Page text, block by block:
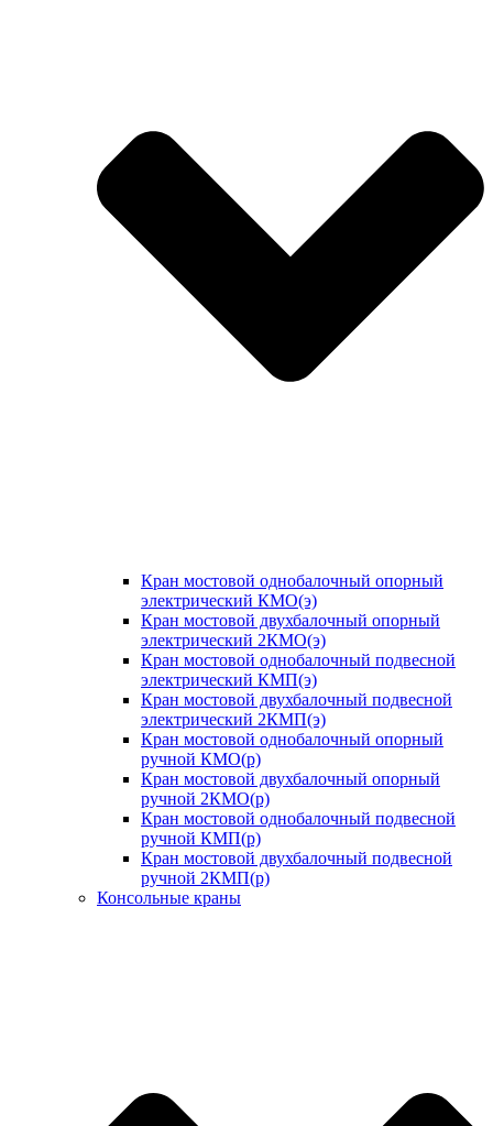
Кран мостовой однобалочный опорный
электрический КМО(э)
Кран мостовой двухбалочный опорный
электрический 2КМО(э)
Кран мостовой однобалочный подвесной
электрический КМП(э)
Кран мостовой двухбалочный подвесной
электрический 2КМП(э)
Кран мостовой однобалочный опорный
ручной КМО(р)
Кран мостовой двухбалочный опорный
ручной 2КМО(р)
Кран мостовой однобалочный подвесной
ручной КМП(р)
Кран мостовой двухбалочный подвесной
ручной 2КМП(р)
Консольные краны